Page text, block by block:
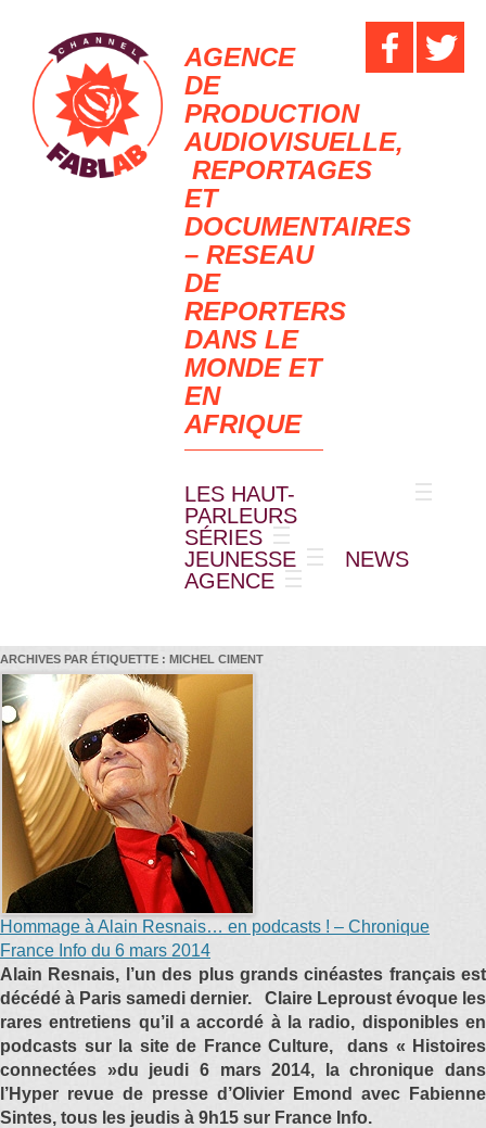
AGENCE
DE
PRODUCTION
AUDIOVISUELLE,
REPORTAGES
ET
DOCUMENTAIRES
– RESEAU
DE
REPORTERS
DANS LE
MONDE ET
EN
AFRIQUE
LES HAUT-
PARLEURS
SÉRIES
JEUNESSE
NEWS
AGENCE
ARCHIVES PAR ÉTIQUETTE : MICHEL CIMENT
Hommage à Alain Resnais… en podcasts ! – Chronique
France Info du 6 mars 2014
Alain Resnais, l’un des plus grands cinéastes français est
décédé à Paris samedi dernier. Claire Leproust évoque les
rares entretiens qu’il a accordé à la radio, disponibles en
podcasts sur la site de France Culture, dans « Histoires
connectées »du jeudi 6 mars 2014, la chronique dans
l’Hyper revue de presse d’Olivier Emond avec Fabienne
Sintes, tous les jeudis à 9h15 sur France Info.